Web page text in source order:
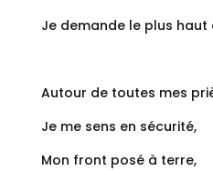
Je demande le plus haut
Autour de toutes mes
Je me sens en sécurité,
Mon front posé à terre,